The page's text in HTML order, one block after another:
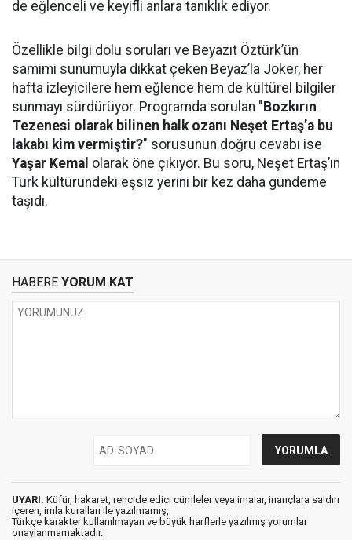
de eğlenceli ve keyifli anlara tanıklık ediyor.
Özellikle bilgi dolu soruları ve Beyazıt Öztürk’ün
samimi sunumuyla dikkat çeken Beyaz’la Joker, her
hafta izleyicilere hem eğlence hem de kültürel bilgiler
sunmayı sürdürüyor. Programda sorulan " Bozkırın
Tezenesi olarak bilinen halk ozanı Neşet Ertaş’a bu
lakabı kim vermiştir?" sorusunun doğru cevabı ise
Yaşar Kemal olarak öne çıkıyor. Bu soru, Neşet Ertaş’ın
Türk kültüründeki eşsiz yerini bir kez daha gündeme
taşıdı.
HABERE YORUM KAT
UYARI: Küfür, hakaret, rencide edici cümleler veya imalar, inançlara saldırı
içeren, imla kuralları ile yazılmamış,
Türkçe karakter kullanılmayan ve büyük harflerle yazılmış yorumlar
onaylanmamaktadır.